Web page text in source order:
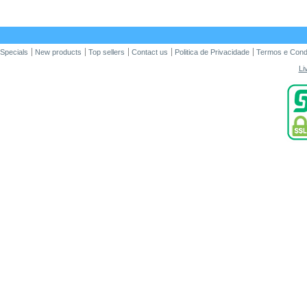
Specials New products Top sellers Contact us Politica de Privacidade
Termos e